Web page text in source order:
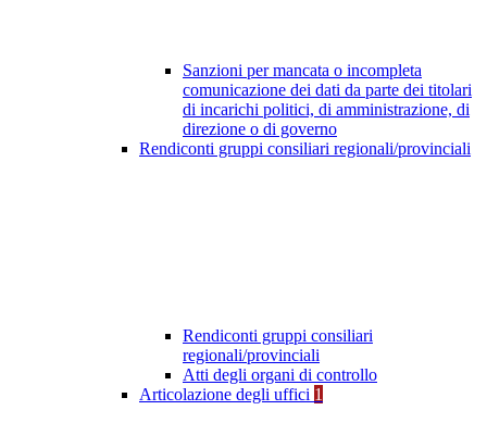
Sanzioni per mancata o incompleta
comunicazione dei dati da parte dei titolari
di incarichi politici, di amministrazione, di
direzione o di governo
Rendiconti gruppi consiliari regionali/provinciali
Rendiconti gruppi consiliari
regionali/provinciali
Atti degli organi di controllo
Articolazione degli uffici 1